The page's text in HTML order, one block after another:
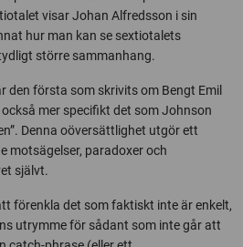
visar Johan Alfredsson i sin
hur man kan se sextiotalets
större sammanhang.
den första som skrivits om Bengt Emil
mer specifikt det som Johnson
Denna oöversättlighet utgör ett
motsägelser, paradoxer och
självt.
förenkla det som faktiskt inte är enkelt,
utrymme för sådant som inte går att